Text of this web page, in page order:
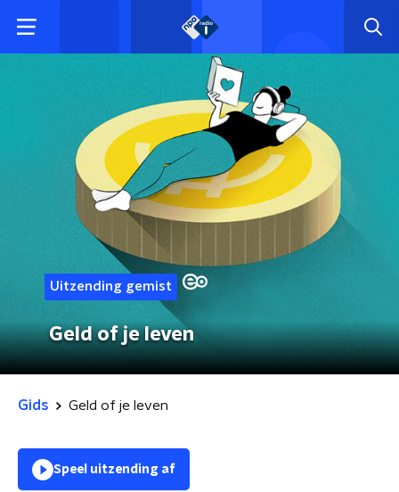
Uitzending gemist
Geld of je leven
Gids Geld of je leven
Speel uitzending af